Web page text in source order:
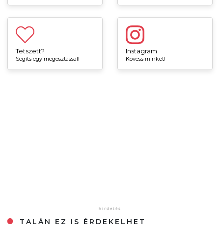
Tetszett?
Segíts egy megosztással!
Instagram
Kövess minket!
TALÁN EZ IS ÉRDEKELHET